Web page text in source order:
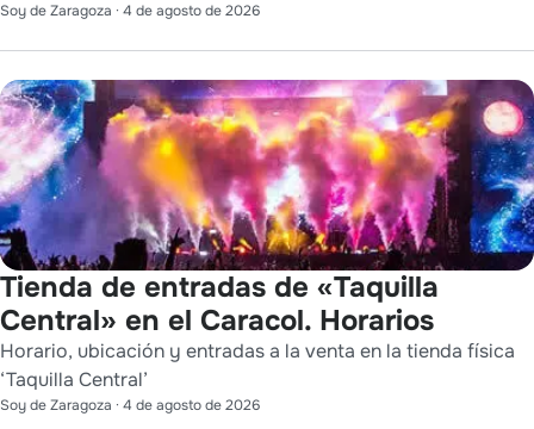
Soy de Zaragoza · 4 de agosto de 2026
Tienda de entradas de «Taquilla
Central» en el Caracol. Horarios
Horario, ubicación y entradas a la venta en la tienda física
‘Taquilla Central’
Soy de Zaragoza · 4 de agosto de 2026